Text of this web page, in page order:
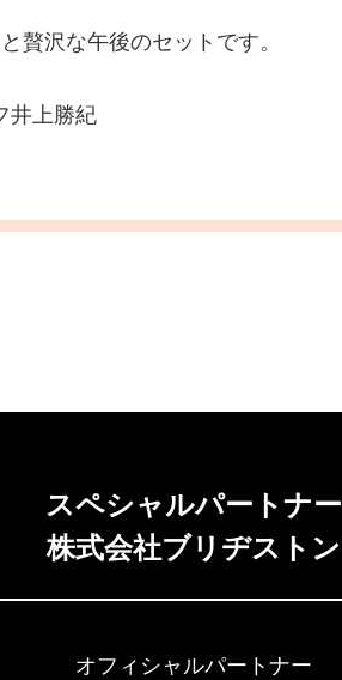
贅沢な午後のセットです。
井上勝紀
スペシャルパートナー
株式会社ブリヂストン
オフィシャルパートナー